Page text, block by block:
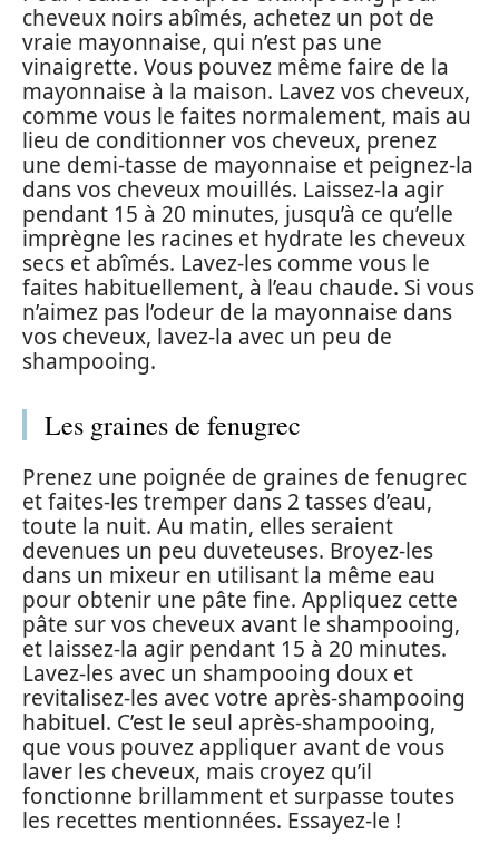
cheveux noirs abîmés, achetez un pot de
vraie mayonnaise, qui n’est pas une
vinaigrette. Vous pouvez même faire de la
mayonnaise à la maison. Lavez vos cheveux,
comme vous le faites normalement, mais au
lieu de conditionner vos cheveux, prenez
une demi-tasse de mayonnaise et peignez-la
dans vos cheveux mouillés. Laissez-la agir
pendant 15 à 20 minutes, jusqu’à ce qu’elle
imprègne les racines et hydrate les cheveux
secs et abîmés. Lavez-les comme vous le
faites habituellement, à l’eau chaude. Si vous
n’aimez pas l’odeur de la mayonnaise dans
vos cheveux, lavez-la avec un peu de
shampooing.
Les graines de fenugrec
Prenez une poignée de graines de fenugrec
et faites-les tremper dans 2 tasses d’eau,
toute la nuit. Au matin, elles seraient
devenues un peu duveteuses. Broyez-les
dans un mixeur en utilisant la même eau
pour obtenir une pâte fine. Appliquez cette
pâte sur vos cheveux avant le shampooing,
et laissez-la agir pendant 15 à 20 minutes.
Lavez-les avec un shampooing doux et
revitalisez-les avec votre après-shampooing
habituel. C’est le seul après-shampooing,
que vous pouvez appliquer avant de vous
laver les cheveux, mais croyez qu’il
fonctionne brillamment et surpasse toutes
les recettes mentionnées. Essayez-le !